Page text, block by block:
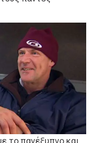
το πανέξυπνο και